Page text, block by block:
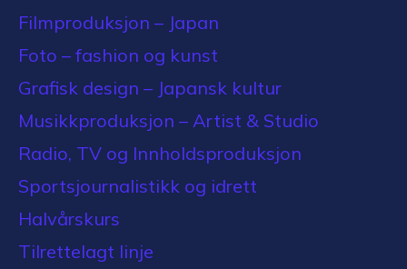
Filmproduksjon – Japan
Foto – fashion og kunst
Grafisk design – Japansk kultur
Musikkproduksjon – Artist & Studio
Radio, TV og Innholdsproduksjon
Sportsjournalistikk og idrett
Halvårskurs
Tilrettelagt linje